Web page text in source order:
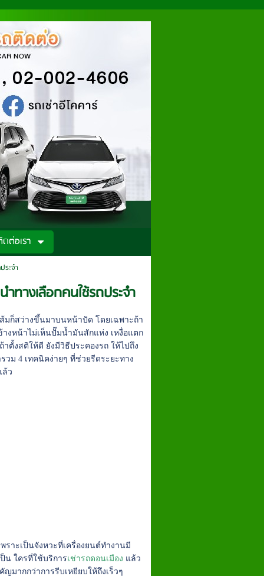
ต่อเรา
ระจำ
ทางเลือกคนใช้รถประจำ
มก็สว่างขึ้นมาบนหน้าปัด โดยเฉพาะถ้า
งหน้าไม่เห็นปั๊มน้ำมันสักแห่ง เหงื่อแตก
าตั้งสติให้ดี ยังมีวิธีประคองรถ ให้ไปถึง
วม 4 เทคนิคง่ายๆ ที่ช่วยรีดระยะทาง
ล้ว
าะเป็นจังหวะที่เครื่องยนต์ทำงานมี
น ใครที่ใช้บริการเช่ารถดอนเมือง แล้ว
มากกว่าการรีบเหยียบให้ถึงเร็วๆ